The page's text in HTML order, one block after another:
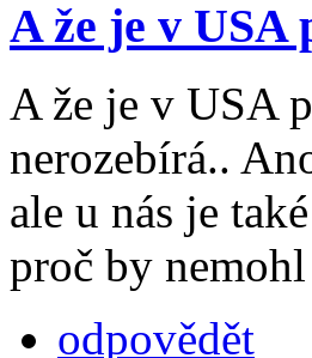
A že je v USA
A že je v USA
nerozebírá..
ale u nás je
proč by
odpovědět